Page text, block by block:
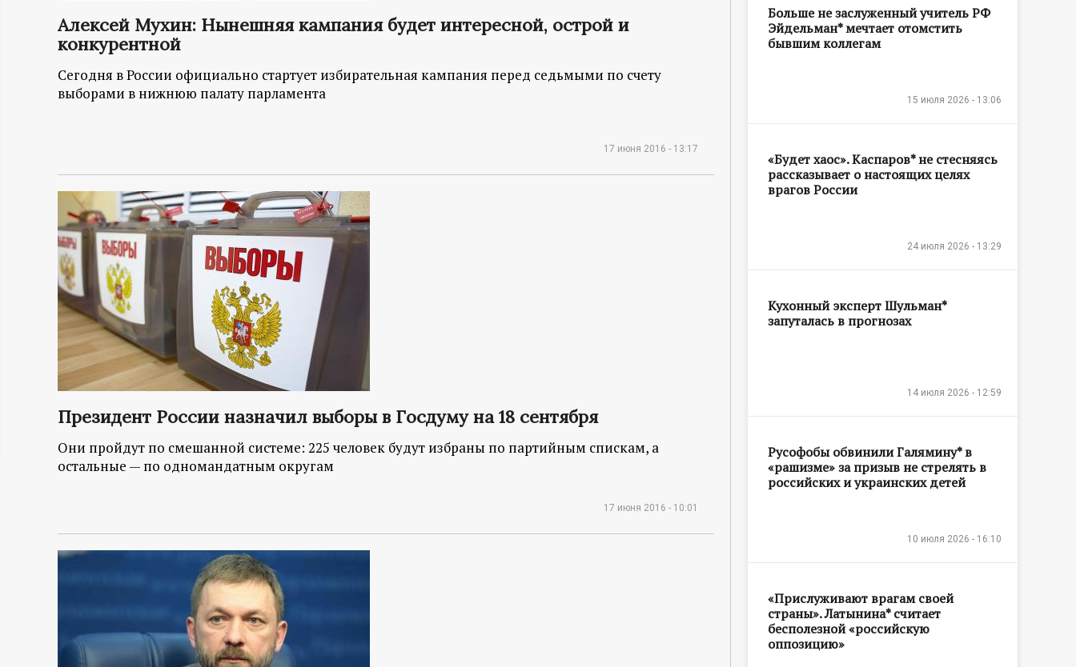
Н
-
ф
о
р
м
а
ц
и
о
н
ы
п
Алексей Мухин: Нынешняя кампания будет интересной, острой и
конкурентной
Сегодня в России официально стартует избирательная кампания перед седьмыми по счету
выборами в нижнюю палату парламента
17 июня 2016 - 13:17
Президент России назначил выборы в Госдуму на 18 сентября
Они пройдут по смешанной системе: 225 человек будут избраны по партийным спискам, а
остальные — по одномандатным округам
17 июня 2016 - 10:01
Больше не заслуженный учитель РФ
Эйдельман* мечтает отомстить
бывшим коллегам
15 июля 2026 - 13:06
«Будет хаос». Каспаров* не стесняясь
рассказывает о настоящих целях
врагов России
24 июля 2026 - 13:29
Кухонный эксперт Шульман*
запуталась в прогнозах
14 июля 2026 - 12:59
Русофобы обвинили Галямину* в
«рашизме» за призыв не стрелять в
российских и украинских детей
10 июля 2026 - 16:10
«Прислуживают врагам своей
страны». Латынина* считает
бесполезной «российскую
оппозицию»